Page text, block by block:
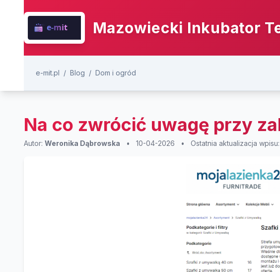
Mazowiecki Inkubator
e-mit.pl / Blog / Dom i ogród
Na co zwrócić uwagę przy
Autor: Weronika Dąbrowska • 10-04-2026 • Ostatnia aktualizacja